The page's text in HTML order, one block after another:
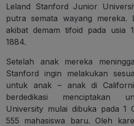
Leland Stanford Junior
putra semata wayang mereka.
akibat demam tifoid pada usia
1884.
Setelah anak mereka
Stanford ingin melakukan
untuk anak – anak di
berdedikasi menciptakan
University mulai dibuka pada 1
555 mahasiswa baru. Oleh